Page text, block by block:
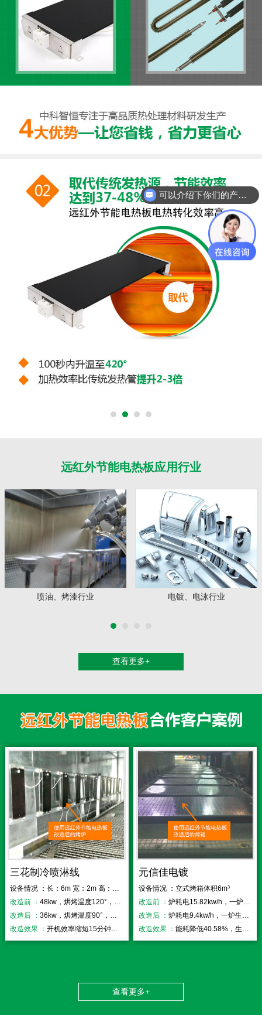
远红外节能电热板应用行业
电镀、电泳行业 电热烤箱设备厂
查看更多+
三花制冷喷淋线
设备情况 ：长：6m 宽：2m 高：2.2m
改造前 ：48kw，烘烤温度120°，开机时间50分钟
改造后 ：36kw，烘烤温度90°，开机时间35分钟
改造效果 ：开机效率缩短15分钟，效率提高25%
元信佳电镀
设备情况 ：立式烤箱体积6m³
改造前 ： 炉耗电15.82kw/h，一炉生产时间52分钟
改造后 ： 炉耗电9.4kw/h，一炉生产时间33分钟
改造效果 ： 能耗降低40.58%，生产效率提高36.50%
查看更多+
可以介绍下你们的产品么